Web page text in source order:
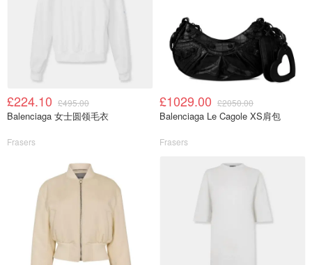
£224.10 £495.00
Balenciaga 女士圆领毛衣
Frasers
£1029.00 £2050.00
Balenciaga Le Cagole XS肩包
Frasers